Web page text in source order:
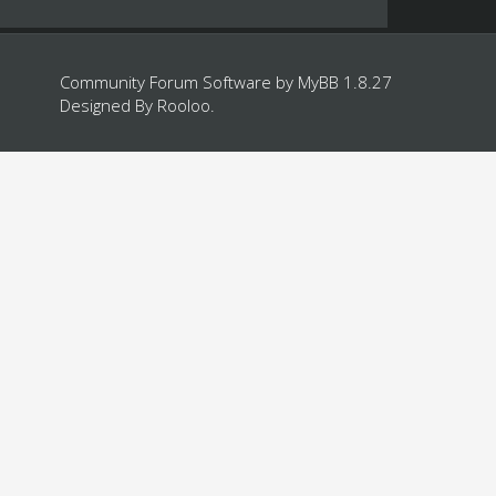
Community Forum Software by MyBB 1.8.27
Designed By Rooloo.